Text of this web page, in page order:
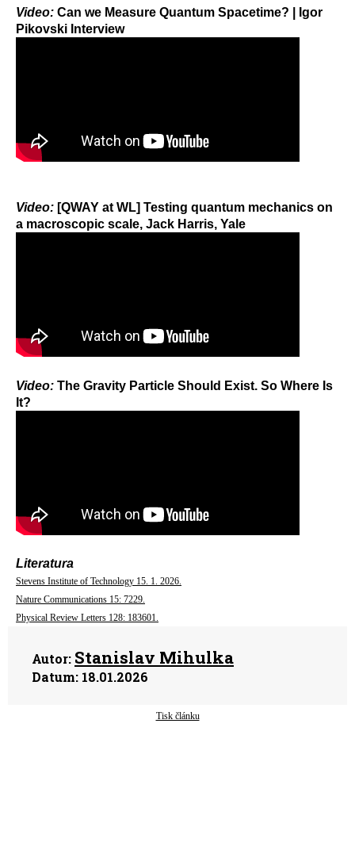
Video: Can we Measure Quantum Spacetime? | Igor
Pikovski Interview
Video: [QWAY at WL] Testing quantum mechanics on
a macroscopic scale, Jack Harris, Yale
Video: The Gravity Particle Should Exist. So Where Is
It?
Literatura
Stevens Institute of Technology 15. 1. 2026.
Nature Communications 15: 7229.
Physical Review Letters 128: 183601.
Autor: Stanislav Mihulka
Datum: 18.01.2026
Tisk článku